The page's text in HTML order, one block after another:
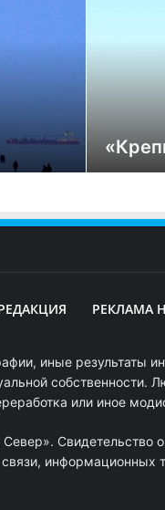
РЕКЛАМА
иные результаты
или иное
Север».
связи, информационных